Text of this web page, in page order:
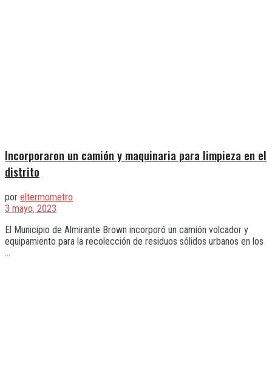
Incorporaron un camión y maquinaria para limpieza en el
distrito
por eltermometro
3 mayo, 2023
El Municipio de Almirante Brown incorporó un camión volcador y
equipamiento para la recolección de residuos sólidos urbanos en los
...